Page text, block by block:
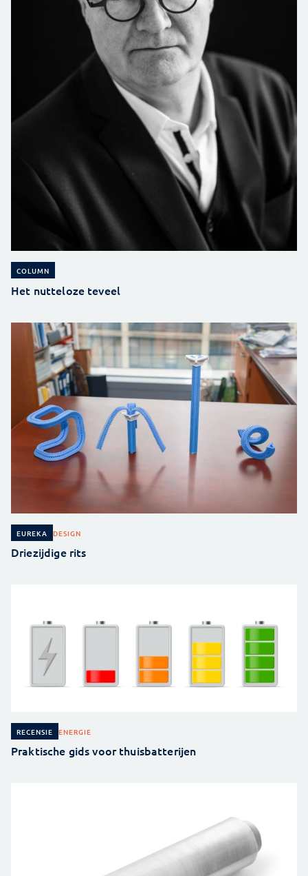
COLUMN
Het nutteloze teveel
EUREKA DESIGN
Driezijdige rits
RECENSIE ENERGIE
Praktische gids voor thuisbatterijen